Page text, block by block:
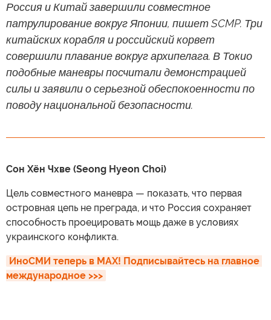
Россия и Китай завершили совместное
патрулирование вокруг Японии, пишет SCMP. Три
китайских корабля и российский корвет
совершили плавание вокруг архипелага. В Токио
подобные маневры посчитали демонстрацией
силы и заявили о серьезной обеспокоенности по
поводу национальной безопасности.
Сон Хён Чхве (Seong Hyeon Choi)
Цель совместного маневра — показать, что первая
островная цепь не преграда, и что Россия сохраняет
способность проецировать мощь даже в условиях
украинского конфликта.
ИноСМИ теперь в MAX! Подписывайтесь на главное
международное >>>